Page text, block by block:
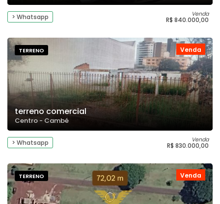
> Whatsapp Venda
R$ 840.000,00
Venda
TERRENO
terreno comercial
Centro - Cambé
> Whatsapp Venda
R$ 830.000,00
Venda
TERRENO